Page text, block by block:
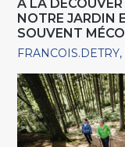
A LA
NOTRE JARDIN
SOUVENT
FRANCOIS.DETRY